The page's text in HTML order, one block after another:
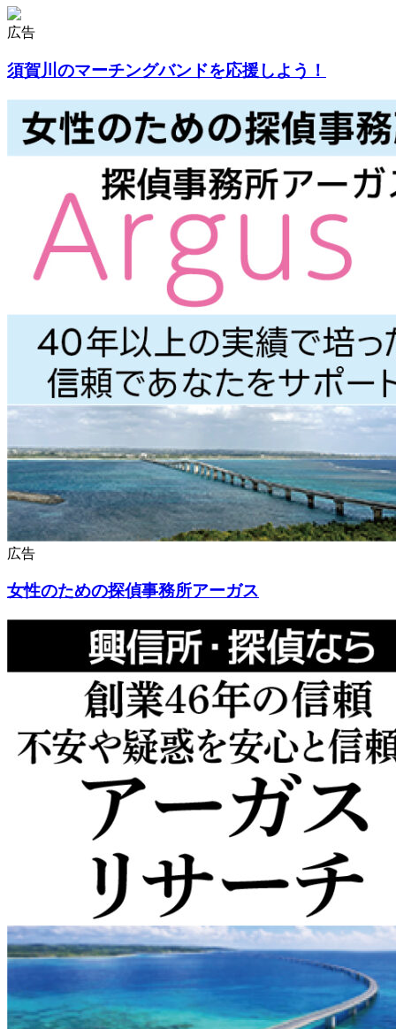
広告
須賀川のマーチングバンドを応援しよう！
広告
女性のための探偵事務所アーガス